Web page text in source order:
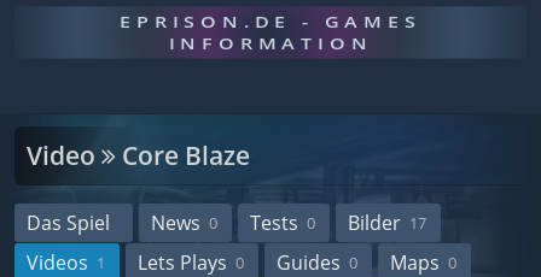
EPRISON.DE - GAMES
INFORMATION
Video Core Blaze
Das Spiel News 0 Tests 0 Bilder 17
Videos 1 Lets Plays 0 Guides 0 Maps 0